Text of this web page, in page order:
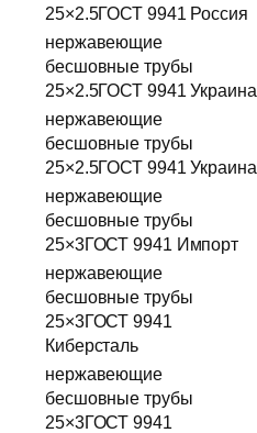
25×2.5ГОСТ 9941 Россия
нержавеющие
бесшовные трубы
25×2.5ГОСТ 9941 Украина
нержавеющие
бесшовные трубы
25×2.5ГОСТ 9941 Украина
нержавеющие
бесшовные трубы
25×3ГОСТ 9941 Импорт
нержавеющие
бесшовные трубы
25×3ГОСТ 9941
Киберсталь
нержавеющие
бесшовные трубы
25×3ГОСТ 9941